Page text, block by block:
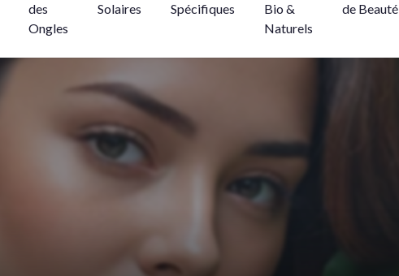
des
Ongles
Solaires
Spécifiques
Bio &
Naturels
de Beauté